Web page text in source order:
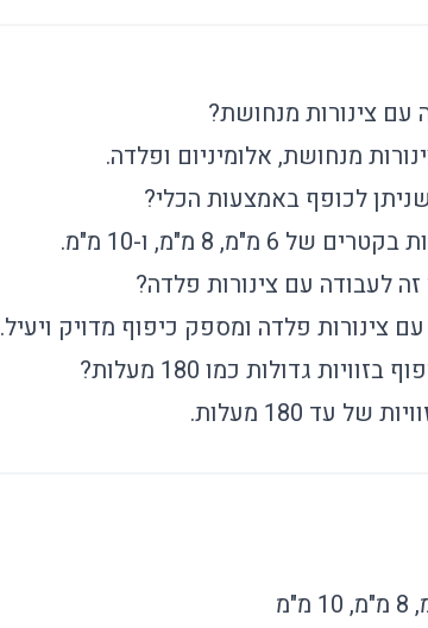
צינורות מנחושת?
מנחושת, אלומיניום ופלדה.
לכופף באמצעות הכלי?
6 מ"מ, 8 מ"מ, ו-10 מ"מ.
לעבודה עם צינורות פלדה?
צינורות פלדה ומספק כיפוף מדויק ויעיל.
גדולות כמו 180 מעלות?
עד 180 מעלות.